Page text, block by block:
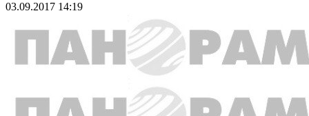
03.09.2017 14:19